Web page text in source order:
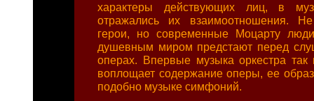
характеры действующих лиц, в
отражались их взаимоотношения.
герои, но современные Моцарту
душевным миром предстают перед
операх. Впервые музыка оркестра так
воплощает содержание оперы, ее
подобно музыке симфоний.